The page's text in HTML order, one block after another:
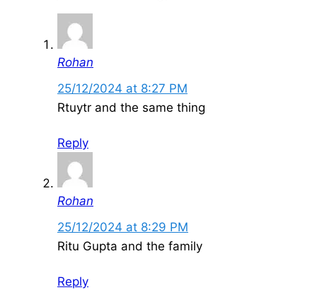
Rohan
25/12/2024 at 8:27 PM
Rtuytr and the same thing
Reply
Rohan
25/12/2024 at 8:29 PM
Ritu Gupta and the family
Reply